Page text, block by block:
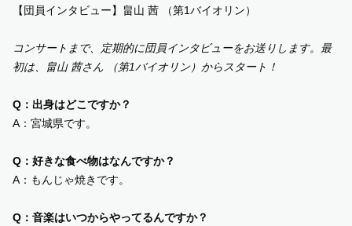
CONCERT INFO
SUPPORT US
【団員インタビュー】畠山 茜 （第1バイオリン）
コンサートまで、定期的に団員インタビューをお送りします。最
初は、畠山 茜さん （第1バイオリン）からスタート！
Q：出身はどこですか？
A：宮城県です。
Q：好きな食べ物はなんですか？
A：もんじゃ焼きです。
Q：音楽はいつからやってるんですか？